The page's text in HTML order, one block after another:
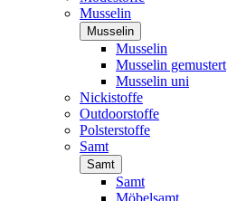
Musselin
Musselin
Musselin
Musselin gemustert
Musselin uni
Nickistoffe
Outdoorstoffe
Polsterstoffe
Samt
Samt
Samt
Möbelsamt